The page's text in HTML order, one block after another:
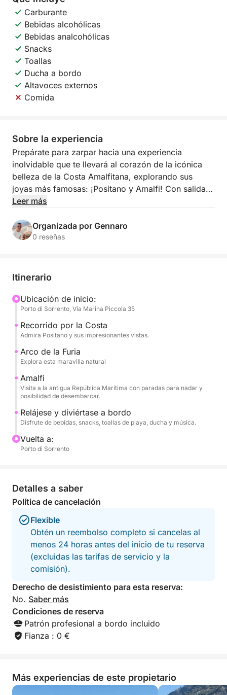
Carburante
Bebidas alcohólicas
Bebidas analcohólicas
Snacks
Toallas
Ducha a bordo
Altavoces externos
Comida
Sobre la experiencia
Prepárate para zarpar hacia una experiencia
inolvidable que te llevará al corazón de la icónica
belleza de la Costa Amalfitana, explorando sus
joyas más famosas: ¡Positano y Amalfi! Con salida
desde Sorrento, este tour exclusivo te ofrecerá un
detalle diseñado para tu máximo confort.
acantilados y encantadores pueblos. Pasaremos por
coloridas aferradas a los acantilados, y
continuaremos hacia la majestuosa Amalfi, la antigua
República Marítima, con su imponente catedral y su
encanto histórico. Durante la navegación, tendrás la
oportunidad de admirar el impresionante Arco de
Furore, una maravilla natural esculpida en la roca.
nadar en las aguas cristalinas de color turquesa,
bucear y practicar snorkel en lugares idílicos.
También ofrecemos la opción de desembarcar en
Positano y Amalfi, permitiéndote explorar sus
pintorescas calles y boutiques.
— acompañadas de un delicioso aperitivo. Para su
relajación, encontrará toallas de playa limpias y una
cómoda ducha para refrescarse después de cada
chapuzón. La música de nuestro equipo de sonido
acompañará su viaje, creando el ambiente perfecto.
Tenga en cuenta que el almuerzo no está incluido; si
lo desea, puede disfrutarlo en el renombrado
de la costa que prefiera. Disfrute de una experiencia
completa, ideal para quienes buscan relajación,
aventura y la belleza atemporal de la Costa
Amalfitana.
Leer más
Organizada por Gennaro
0 reseñas
Itinerario
Ubicación de inicio:
Porto di Sorrento, Via Marina Piccola 35
Recorrido por la Costa
Admira Positano y sus impresionantes vistas.
Arco de la Furia
Explora esta maravilla natural
Amalfi
Visita a la antigua República Marítima con paradas para nadar y
posibilidad de desembarcar.
Relájese y diviértase a bordo
Disfrute de bebidas, snacks, toallas de playa, ducha y música.
Vuelta a:
Porto di Sorrento
Detalles a saber
Política de cancelación
Flexible
Obtén un reembolso completo si cancelas al
menos 24 horas antes del inicio de tu reserva
(excluidas las tarifas de servicio y la
comisión).
Derecho de desistimiento para esta reserva:
No. Saber más
Condiciones de reserva
Patrón profesional a bordo incluido
Fianza : 0 €
Más experiencias de este propietario